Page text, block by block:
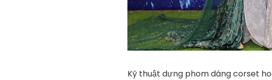
Kỹ thuật dựng phom dáng corset